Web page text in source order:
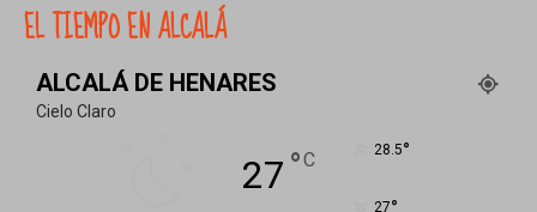
EL TIEMPO EN ALCALÁ
ALCALÁ DE HENARES
Cielo Claro
27 °C 28.5°
27